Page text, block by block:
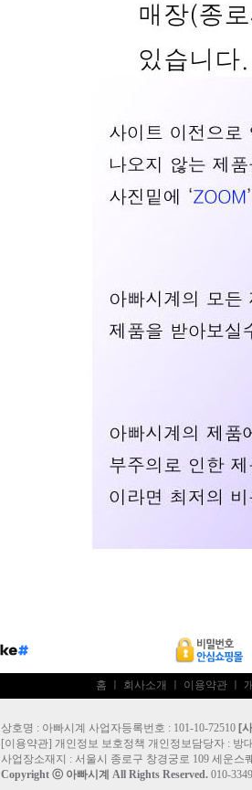
홈 회사소개 이용약관
상호명 : 아빠시계 사업자등록번호 : 101-10-72510 [
[이용약관] 개인정보 보호정책 개인정보담당자 : 방
사업장소재지 : 서울시 종로구 창경궁로 109 세운스
Copyright ⓒ 아빠시계 All Rights Reserved. 010-